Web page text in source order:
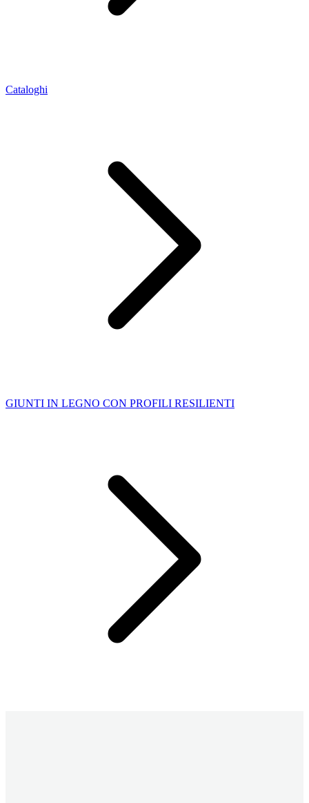
Cataloghi
GIUNTI IN LEGNO CON PROFILI RESILIENTI